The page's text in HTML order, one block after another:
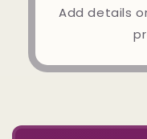
Add details